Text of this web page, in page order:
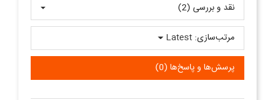
نقد و بررسی‌‌ (2)
پرسش‌ها و پاسخ‌ها (0)
مرتب‌سازی: Latest